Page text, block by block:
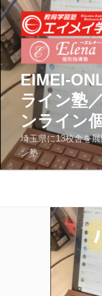
コ
ン
テ
ン
ツ
へ
プ
EIMEI-
ライン塾
ンライン
埼玉県に13校舎を
ン塾